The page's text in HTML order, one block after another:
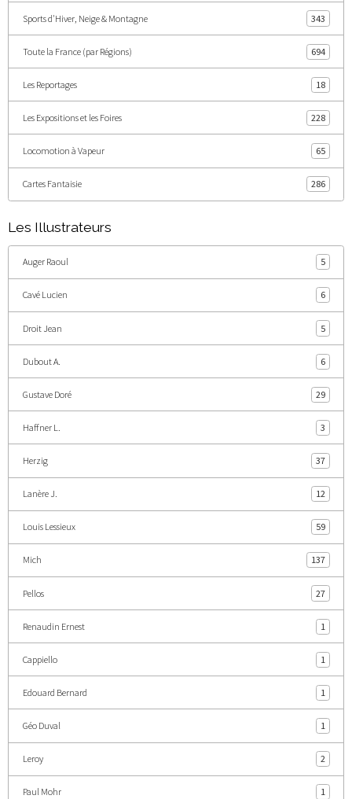
Sports d'Hiver, Neige & Montagne 343
Toute la France (par Régions) 694
Les Reportages 18
Les Expositions et les Foires 228
Locomotion à Vapeur 65
Cartes Fantaisie 286
Les Illustrateurs
Auger Raoul 5
Cavé Lucien 6
Droit Jean 5
Dubout A. 6
Gustave Doré 29
Haffner L. 3
Herzig 37
Lanère J. 12
Louis Lessieux 59
Mich 137
Pellos 27
Renaudin Ernest 1
Cappiello 1
Edouard Bernard 1
Géo Duval 1
Leroy 2
Paul Mohr 1